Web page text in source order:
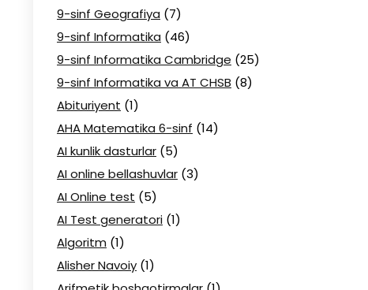
9-sinf Geografiya (7)
9-sinf Informatika (46)
9-sinf Informatika Cambridge (25)
9-sinf Informatika va AT CHSB (8)
Abituriyent (1)
AHA Matematika 6-sinf (14)
AI kunlik dasturlar (5)
AI online bellashuvlar (3)
AI Online test (5)
AI Test generatori (1)
Algoritm (1)
Alisher Navoiy (1)